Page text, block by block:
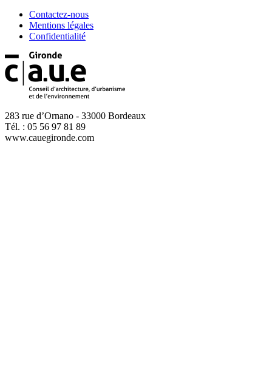
Contactez-nous
Mentions légales
Confidentialité
283 rue d’Ornano - 33000 Bordeaux
Tél. : 05 56 97 81 89
www.cauegironde.com